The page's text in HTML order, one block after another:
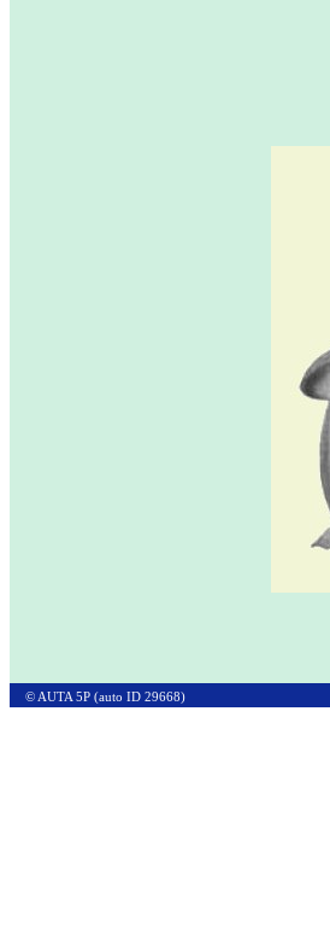
© AUTA 5P (auto ID 29668)